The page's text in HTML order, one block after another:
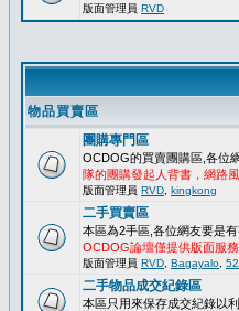
版面管理員 RVD
物品買賣區
團購專門區
OCDOG的買賣團購區,各位
隊的團購發起人背書，網路
版面管理員 RVD kingkong
二手買賣區
本區為2手區,各位網友要是
OCDOG論壇僅提供版面服
版面管理員 RVD Bagayalo
二手物品成交紀錄區
本區只用來保存成交紀錄以